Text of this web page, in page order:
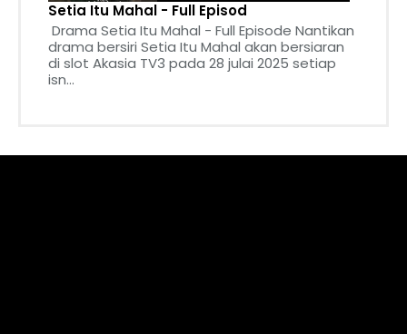
Setia Itu Mahal - Full Episod
Drama Setia Itu Mahal - Full Episode Nantikan
drama bersiri Setia Itu Mahal akan bersiaran
di slot Akasia TV3 pada 28 julai 2025 setiap
isn...